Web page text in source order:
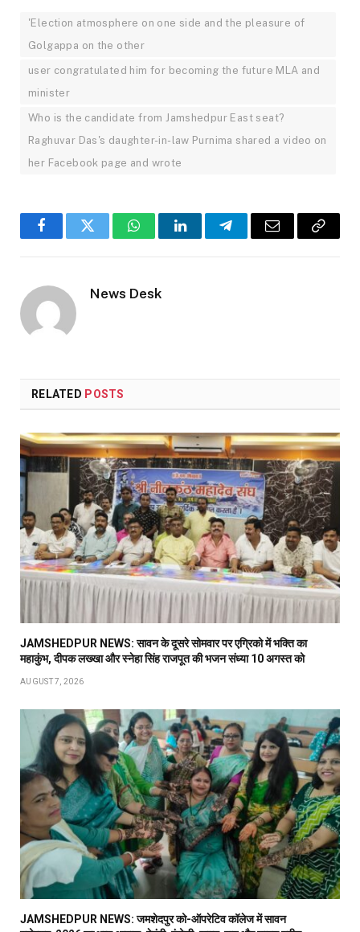
'Election atmosphere on one side and the pleasure of
Golgappa on the other
user congratulated him for becoming the future MLA and
minister
Who is the candidate from Jamshedpur East seat?
Raghuvar Das's daughter-in-law Purnima shared a video on
her Facebook page and wrote
FacebookTwitter WhatsAppLinkedInTelegramEmail
Copy
News Desk
RELATED POSTS
JAMSHEDPUR NEWS: सावन के दूसरे सोमवार पर एग्रिको में भक्ति का
महाकुंभ, दीपक लख्खा और स्नेहा सिंह राजपूत की भजन संध्या 10 अगस्त को
AUGUST 7, 2026
JAMSHEDPUR NEWS: जमशेदपुर को-ऑपरेटिव कॉलेज में सावन